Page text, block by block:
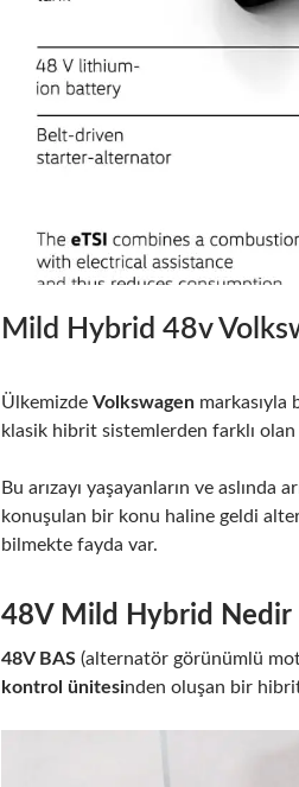
Mild Hybrid 48v
ÜlkemizdeVolkswagen markasıyla
klasik hibrit sistemlerden farklı olan
Bu arızayı yaşayanların ve aslında
konuşulan bir konu haline geldi
bilmekte fayda var.
48V Mild Hybrid Nedir
48V BAS (alternatör görünümlü
kontrol ünitesinden oluşan bir